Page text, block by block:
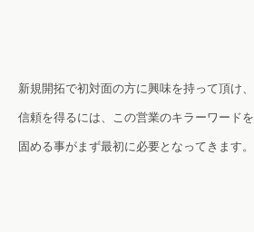
新規開拓で初対面の方に興味を持って頂け、
信頼を得るには、この営業のキラーワードを
固める事がまず最初に必要となってきます。